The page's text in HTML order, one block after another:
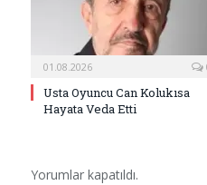
01.08.2026
Usta Oyuncu Can Kolukısa
Hayata Veda Etti
Yorumlar kapatıldı.